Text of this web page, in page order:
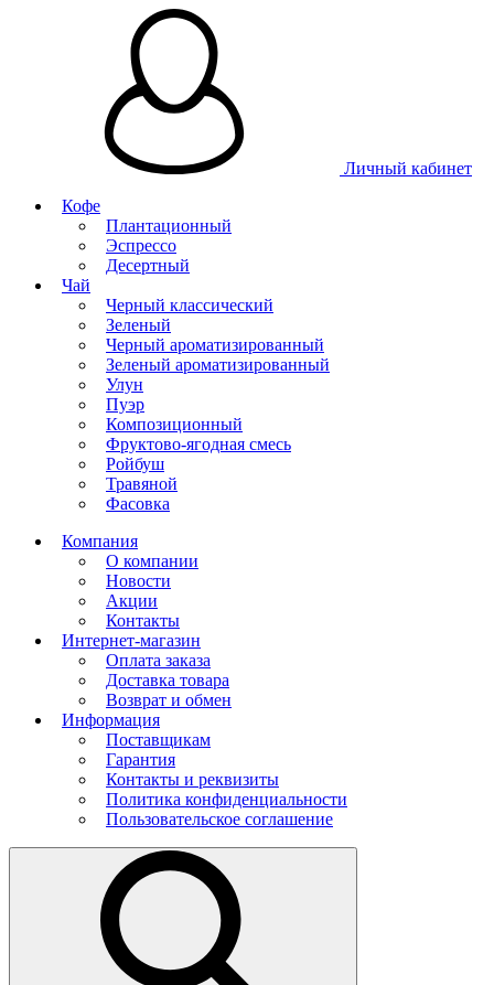
Личный кабинет
Кофе
Плантационный
Эспрессо
Десертный
Чай
Черный классический
Зеленый
Черный ароматизированный
Зеленый ароматизированный
Улун
Пуэр
Композиционный
Фруктово-ягодная смесь
Ройбуш
Травяной
Фасовка
Компания
О компании
Новости
Акции
Контакты
Интернет-магазин
Оплата заказа
Доставка товара
Возврат и обмен
Информация
Поставщикам
Гарантия
Контакты и реквизиты
Политика конфиденциальности
Пользовательское соглашение